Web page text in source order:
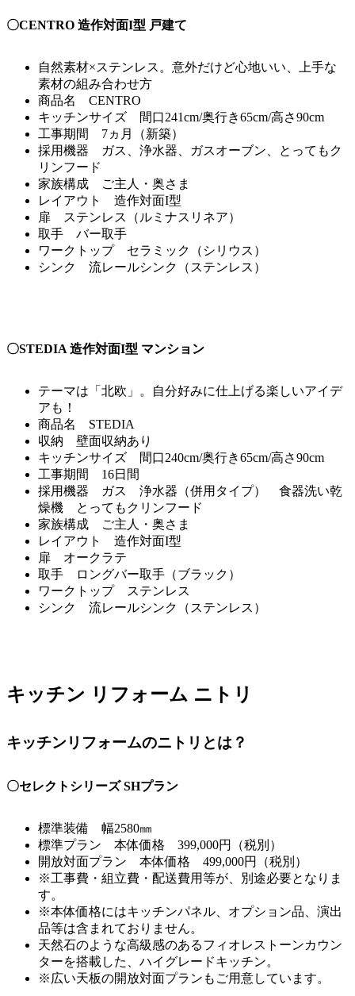
〇CENTRO 造作対面I型 戸建て
自然素材×ステンレス。意外だけど心地いい、上手な
素材の組み合わせ方
商品名 CENTRO
キッチンサイズ 間口241cm/奥行き65cm/高さ90cm
工事期間 7ヵ月（新築）
採用機器 ガス、浄水器、ガスオーブン、とってもク
リンフード
家族構成 ご主人・奥さま
レイアウト 造作対面I型
扉 ステンレス（ルミナスリネア）
取手 バー取手
ワークトップ セラミック（シリウス）
シンク 流レールシンク（ステンレス）
〇STEDIA 造作対面I型 マンション
テーマは「北欧」。自分好みに仕上げる楽しいアイデ
アも！
商品名 STEDIA
収納 壁面収納あり
キッチンサイズ 間口240cm/奥行き65cm/高さ90cm
工事期間 16日間
採用機器 ガス 浄水器（併用タイプ） 食器洗い乾
燥機 とってもクリンフード
家族構成 ご主人・奥さま
レイアウト 造作対面I型
扉 オークラテ
取手 ロングバー取手（ブラック）
ワークトップ ステンレス
シンク 流レールシンク（ステンレス）
キッチン リフォーム ニトリ
キッチンリフォームのニトリとは？
〇セレクトシリーズ SHプラン
標準装備 幅2580㎜
標準プラン 本体価格 399,000円（税別）
開放対面プラン 本体価格 499,000円（税別）
※工事費・組立費・配送費用等が、別途必要となりま
す。
※本体価格にはキッチンパネル、オプション品、演出
品等は含まれておりません。
天然石のような高級感のあるフィオレストーンカウン
ターを搭載した、ハイグレードキッチン。
※広い天板の開放対面プランもご用意しています。